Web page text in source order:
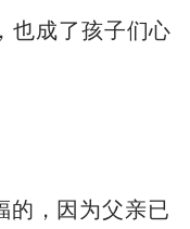
也成了孩子们心
的，因为父亲已